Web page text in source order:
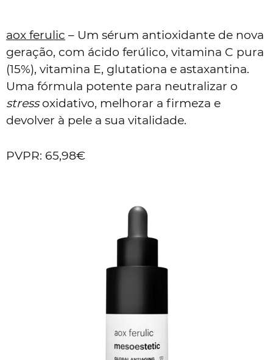
aox ferulic – Um sérum antioxidante de nova
geração, com ácido ferúlico, vitamina C pura
(15%), vitamina E, glutationa e astaxantina.
Uma fórmula potente para neutralizar o
stressoxidativo, melhorar a firmeza e
devolver à pele a sua vitalidade.
PVPR: 65,98€